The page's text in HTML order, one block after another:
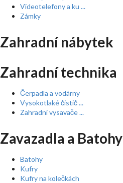
Videotelefony a ku ...
Zámky
Zahradní nábytek
Zahradní technika
Čerpadla a vodárny
Vysokotlaké čistič ...
Zahradní vysavače ...
Zavazadla a Batohy
Batohy
Kufry
Kufry na kolečkách